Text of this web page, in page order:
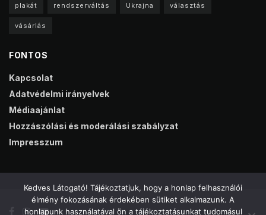
plakát rendszerváltás Ukrajna választás
vásárlás
FONTOS
Kapcsolat
Adatvédelmi irányelvek
Médiaajánlat
Hozzászólási és moderálási szabályzat
Impresszum
Kedves Látogató! Tájékoztatjuk, hogy a honlap felhasználói
élmény fokozásának érdekében sütiket alkalmazunk. A
honlapunk használatával ön a tájékoztatásunkat tudomásul